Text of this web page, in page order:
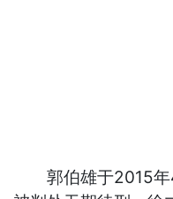
郭伯雄于2015年4